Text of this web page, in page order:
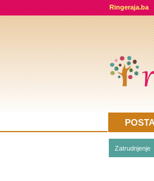
Ringeraja.ba
Zatrudnjenje